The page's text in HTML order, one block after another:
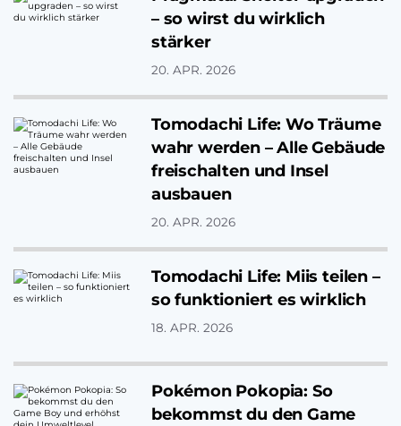
– so wirst du wirklich
stärker
20. APR. 2026
Tomodachi Life: Wo Träume
wahr werden – Alle Gebäude
freischalten und Insel
ausbauen
20. APR. 2026
Tomodachi Life: Miis teilen –
so funktioniert es wirklich
18. APR. 2026
Pokémon Pokopia: So
bekommst du den Game